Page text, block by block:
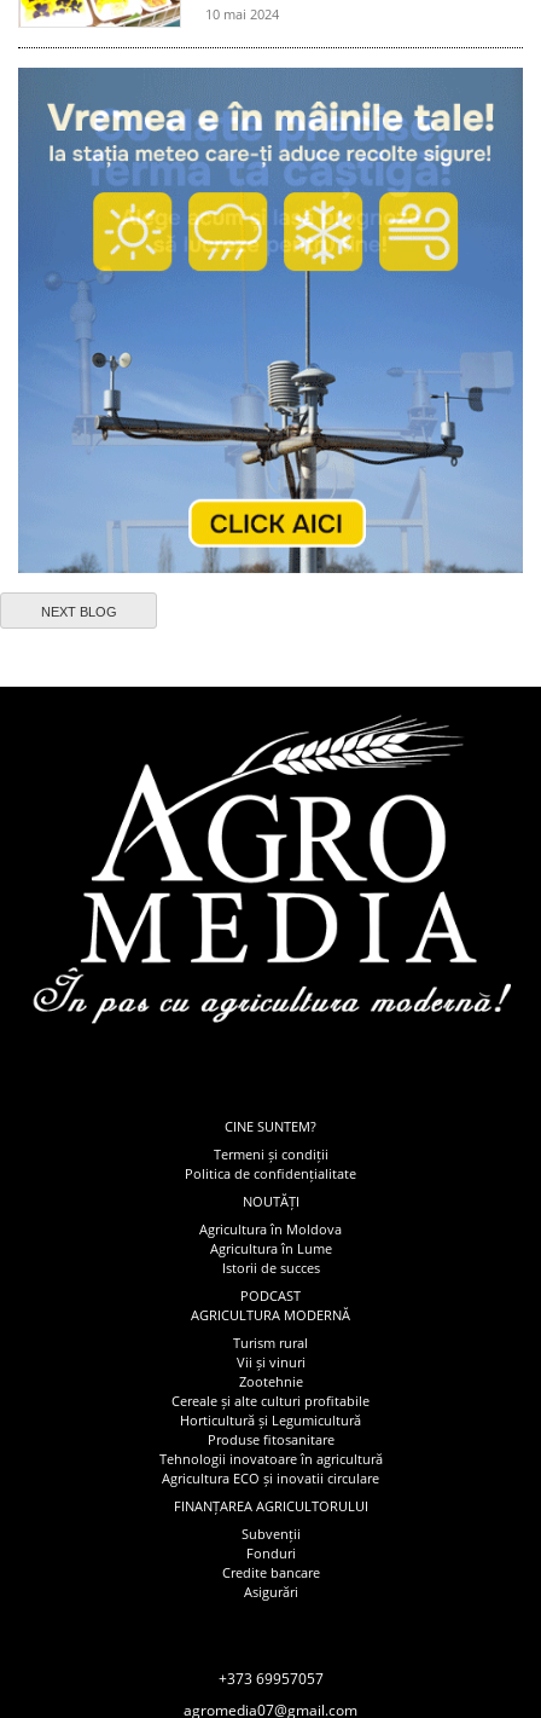
10 mai 2024
NEXT BLOG
CINE SUNTEM?
Termeni și condiții
Politica de confidențialitate
NOUTĂȚI
Agricultura în Moldova
Agricultura în Lume
Istorii de succes
PODCAST
AGRICULTURA MODERNĂ
Turism rural
Vii și vinuri
Zootehnie
Cereale și alte culturi profitabile
Horticultură și Legumicultură
Produse fitosanitare
Tehnologii inovatoare în agricultură
Agricultura ECO și inovatii circulare
FINANȚAREA AGRICULTORULUI
Subvenții
Fonduri
Credite bancare
Asigurări
+373 69957057
agromedia07@gmail.com